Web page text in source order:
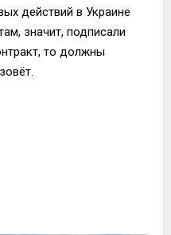
действий в Украине
значит, подписали
то должны